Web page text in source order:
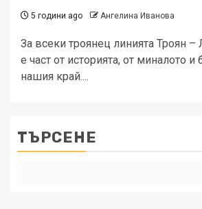
5 години ago Ангелина Иванова
За всеки троянец линията Троян
е част от историята, от миналото
нашия край....
ТЪРСЕНЕ